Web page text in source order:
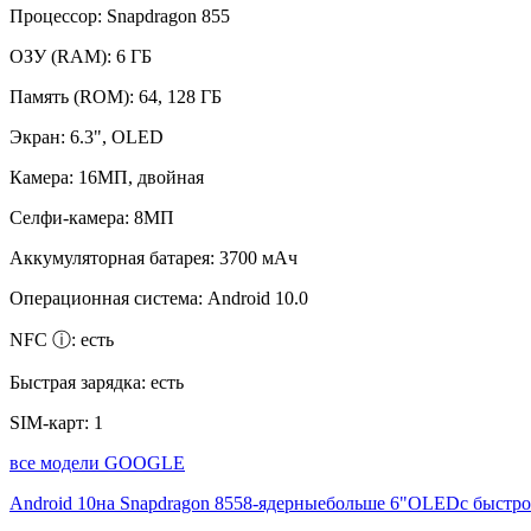
Процессор: Snapdragon 855
ОЗУ (RAM): 6 ГБ
Память (ROM): 64, 128 ГБ
Экран: 6.3", OLED
Камера: 16МП, двойная
Селфи-камера: 8МП
Аккумуляторная батарея: 3700 мАч
Операционная система: Android 10.0
NFC ⓘ: есть
Быстрая зарядка: есть
SIM-карт: 1
все модели GOOGLE
Android 10на Snapdragon 8558-ядерныебольше 6"OLEDс